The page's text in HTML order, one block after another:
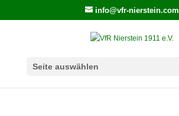
info@vfr-nierstein.com
Seite auswählen